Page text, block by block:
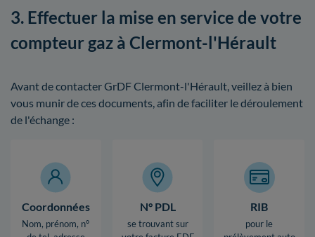
3. Effectuer la mise en service de votre
compteur gaz à Clermont-l'Hérault
Avant de contacter GrDF Clermont-l'Hérault, veillez à bien
vous munir de ces documents, afin de faciliter le déroulement
de l'échange :
Coordonnées
Nom, prénom, n°
N° PDL
se trouvant sur
RIB
pour le